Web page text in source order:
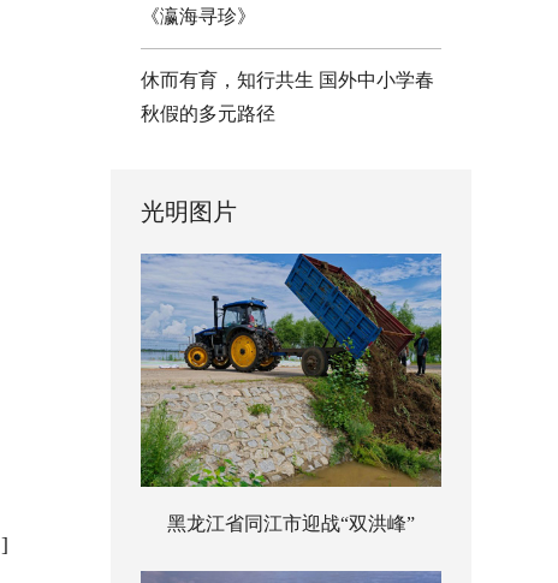
]
《瀛海寻珍》
休而有育，知行共生 国外中小学春
秋假的多元路径
光明图片
黑龙江省同江市迎战“双洪峰”